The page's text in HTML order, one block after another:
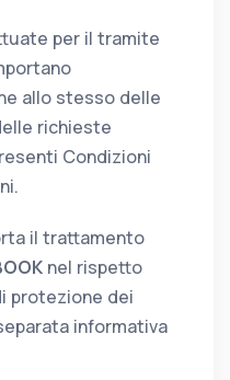
per il tramite
allo stesso delle
richieste
Condizioni
il trattamento
nel rispetto
protezione dei
informativa